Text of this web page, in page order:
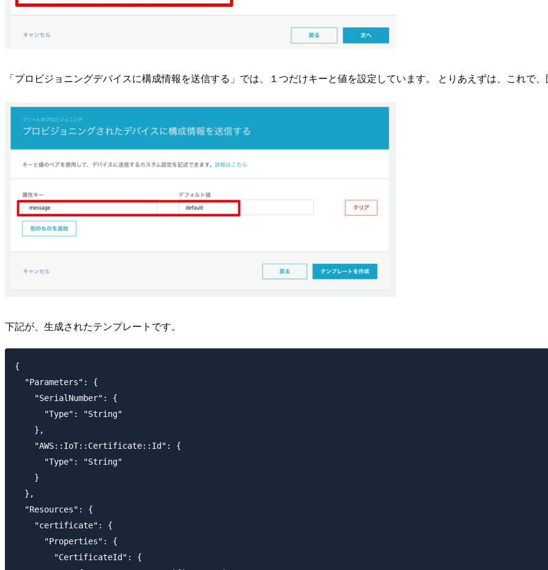
「プロビジョニングデバイスに構成情報を送信する」では、１つだけキーと値を設定しています。 とりあえずは、これで
下記が、生成されたテンプレートです。
{
  "Parameters": {
    "SerialNumber": {
      "Type": "String"
    },
    "AWS::IoT::Certificate::Id": {
      "Type": "String"
    }
  },
  "Resources": {
    "certificate": {
      "Properties": {
        "CertificateId": {